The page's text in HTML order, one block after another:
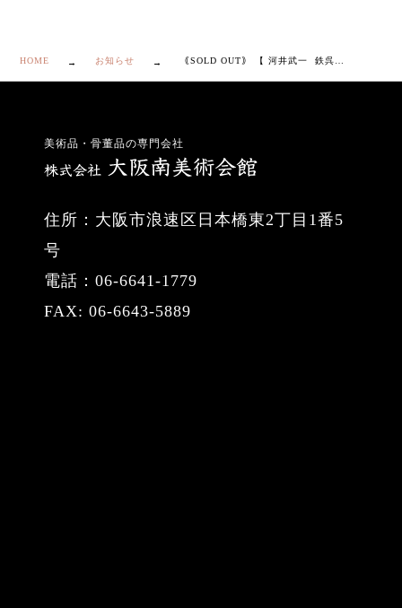
HOME お知らせ
美術品・骨董品の専門会社
住所：大阪市浪速区日本橋東2丁目1番5
号
電話：06-6641-1779
FAX: 06-6643-5889